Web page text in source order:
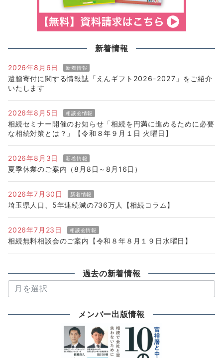
新着情報
2026年8月6日 新着情報
遺贈寄付に関する情報誌「えんギフト2026-2027」をご紹介
いたします
2026年8月5日 相談会情報
相続セミナー開催のお知らせ「相続を円満に進めるために必要
な相続対策とは？」【令和８年９月１日 火曜日】
2026年8月3日 新着情報
夏季休業のご案内（8月8日～8月16日）
2026年7月30日 新着情報
埼玉県人口、5年連続減の736万人【相続コラム】
2026年7月23日 相談会情報
相続無料相談会のご案内【令和８年８月１９日水曜日】
過去の新着情報
去
メンバー出版情報